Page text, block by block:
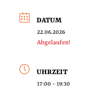
DATUM
22.06.2026
Abgelaufen!
UHRZEIT
17:00 - 19:30